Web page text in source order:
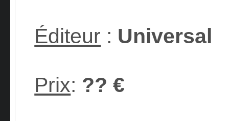
Éditeur : Universal
Prix: ?? €